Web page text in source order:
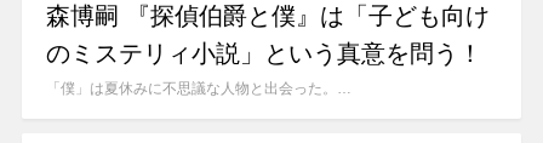
森博嗣 『探偵伯爵と僕』は「子ども向け
のミステリィ小説」という真意を問う！
「僕」は夏休みに不思議な人物と出会った。…